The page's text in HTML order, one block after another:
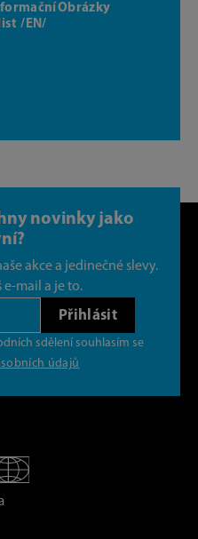
/EN/
Obrázky
novinky jako
akce a jedinečné slevy.
e-mail a je to.
Přihlásit
sdělení souhlasím se
údajů